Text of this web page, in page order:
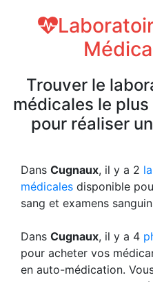
Trouver le
médicales le
pour réaliser
Dans Cugnaux, il y a 2
médicales disponible
sang et examens
Dans Cugnaux, il y a 4
pour acheter vos
en auto-médication.